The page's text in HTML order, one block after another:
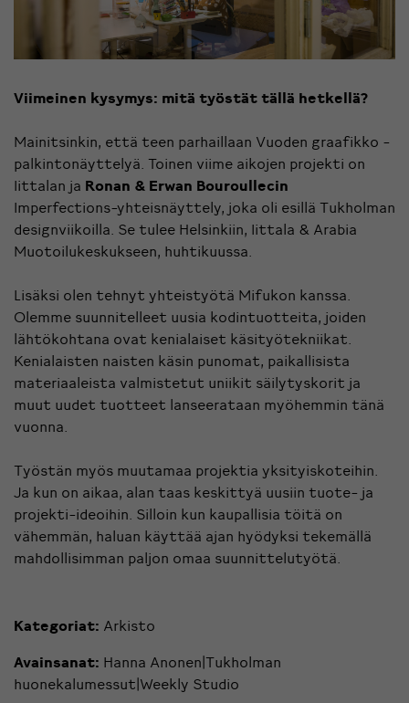
Viimeinen kysymys: mitä työstät tällä hetkellä?
Mainitsinkin, että teen parhaillaan Vuoden graafikko -
palkintonäyttelyä. Toinen viime aikojen projekti on
Iittalan ja Ronan & Erwan Bouroullecin
Imperfections-yhteisnäyttely, joka oli esillä Tukholman
designviikoilla. Se tulee Helsinkiin, Iittala & Arabia
Muotoilukeskukseen, huhtikuussa.
Lisäksi olen tehnyt yhteistyötä Mifukon kanssa.
Olemme suunnitelleet uusia kodintuotteita, joiden
lähtökohtana ovat kenialaiset käsityötekniikat.
Kenialaisten naisten käsin punomat, paikallisista
materiaaleista valmistetut uniikit säilytyskorit ja
muut uudet tuotteet lanseerataan myöhemmin tänä
vuonna.
Työstän myös muutamaa projektia yksityiskoteihin.
Ja kun on aikaa, alan taas keskittyä uusiin tuote- ja
projekti-ideoihin. Silloin kun kaupallisia töitä on
vähemmän, haluan käyttää ajan hyödyksi tekemällä
mahdollisimman paljon omaa suunnittelutyötä.
Kategoriat: Arkisto
Avainsanat: Hanna Anonen|Tukholman
huonekalumessut|Weekly Studio